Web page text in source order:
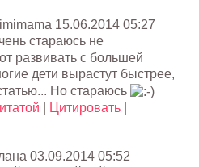
15.06.2014 05:27
стараюсь не
развивать с большей
дети вырастут быстрее,
Но стараюсь
Цитировать
03.09.2014 05:52